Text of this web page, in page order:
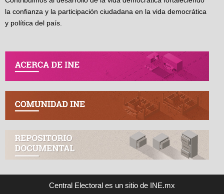
la confianza y la participación ciudadana en la vida democrática
y política del país.
Central Electoral es un sitio de INE.mx